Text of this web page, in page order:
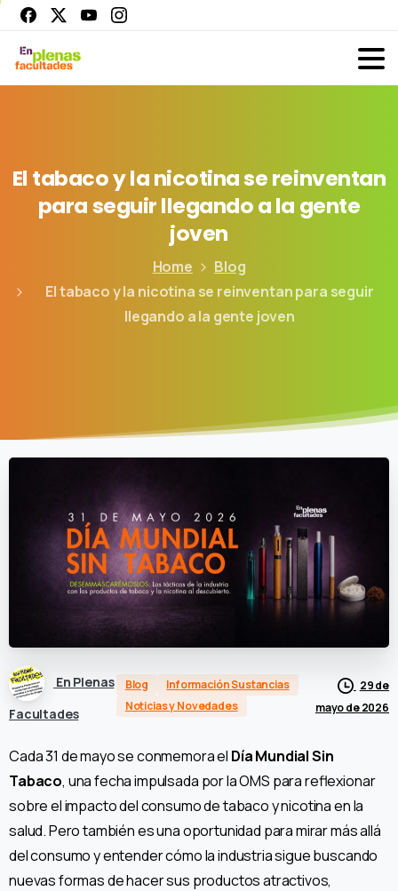
El tabacoylanicotinasereinventan
paraseguirllegandoala gente
joven
Home
Blog
El tabaco y la nicotina se reinventan para seguir
llegando a la gente joven
En Plenas
Facultades
Blog
Información Sustancias
Noticias y Novedades
29 de
mayo de 2026
Cada 31 de mayo se conmemora el Día Mundial Sin
Tabaco, una fecha impulsada por la OMS para reflexionar
sobre el impacto del consumo de tabaco y nicotina en la
salud. Pero también es una oportunidad para mirar más allá
del consumo y entender cómo la industria sigue buscando
nuevas formas de hacer sus productos atractivos,